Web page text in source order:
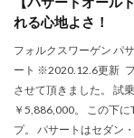
れる心地よさ！
フォルクスワーゲン パ
ート ※2020.12.6更新
させて頂きました。 試
￥5,886,000。 この下
プ。 パサートはセダン